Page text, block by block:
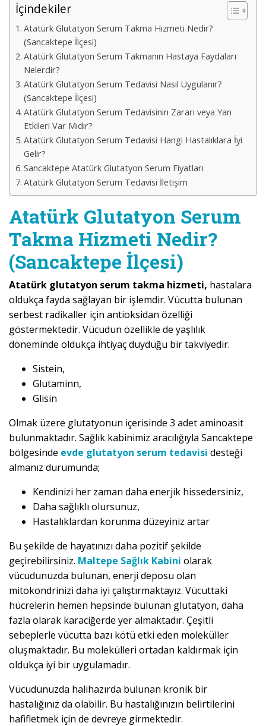
İçindekiler
Atatürk Glutatyon Serum Takma Hizmeti Nedir?
(Sancaktepe İlçesi)
Atatürk Glutatyon Serum Takmanın Hastaya Faydaları
Nelerdir?
Atatürk Glutatyon Serum Tedavisi Nasıl Uygulanır?
(Sancaktepe İlçesi)
Atatürk Glutatyon Serum Tedavisinin Zararı veya Yan
Etkileri Var Mıdır?
Atatürk Glutatyon Serum Tedavisi Hangi Hastalıklara İyi
Gelir?
Sancaktepe Atatürk Glutatyon Serum Fiyatları
Atatürk Glutatyon Serum Tedavisi İletişim
Atatürk Glutatyon Serum
Takma Hizmeti Nedir?
(Sancaktepe İlçesi)
Atatürk glutatyon serum takma hizmeti, hastalara
oldukça fayda sağlayan bir işlemdir. Vücutta bulunan
serbest radikaller için antioksidan özelliği
göstermektedir. Vücudun özellikle de yaşlılık
döneminde oldukça ihtiyaç duyduğu bir takviyedir.
Sistein,
Glutaminn,
Glisin
Olmak üzere glutatyonun içerisinde 3 adet aminoasit
bulunmaktadır. Sağlık kabinimiz aracılığıyla Sancaktepe
bölgesinde evde glutatyon serum tedavisi desteği
almanız durumunda;
Kendinizi her zaman daha enerjik hissedersiniz,
Daha sağlıklı olursunuz,
Hastalıklardan korunma düzeyiniz artar
Bu şekilde de hayatınızı daha pozitif şekilde
geçirebilirsiniz. Maltepe Sağlık Kabini olarak
vücudunuzda bulunan, enerji deposu olan
mitokondrinizi daha iyi çalıştırmaktayız. Vücuttaki
hücrelerin hemen hepsinde bulunan glutatyon, daha
fazla olarak karaciğerde yer almaktadır. Çeşitli
sebeplerle vücutta bazı kötü etki eden moleküller
oluşmaktadır. Bu molekülleri ortadan kaldırmak için
oldukça iyi bir uygulamadır.
Vücudunuzda halihazırda bulunan kronik bir
hastalığınız da olabilir. Bu hastalığınızın belirtilerini
hafifletmek için de devreye girmektedir.